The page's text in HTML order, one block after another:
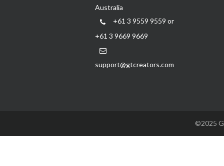
Australia
+61 3 9559 9559 or
+61 3 9669 9669
support@gtcreators.com
©2025